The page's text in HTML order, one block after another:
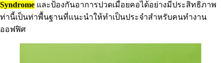
Syndrome และป้องกันอาการปวดเมื่อยคอได้อย่างมีประสิทธิภาพ
ท่านี้เป็นท่าพื้นฐานที่แนะนำให้ทำเป็นประจำสำหรับคนทำงาน
ออฟฟิศ